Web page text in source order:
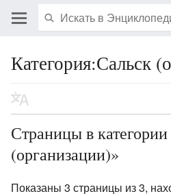
Категория:Сальск
Страницы в
(организации)»
Показаны 3 страницы из 3,